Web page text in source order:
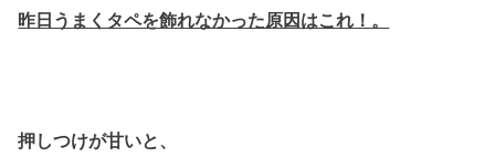
昨日うまくタペを飾れなかった原因はこれ！。
押しつけが甘いと、